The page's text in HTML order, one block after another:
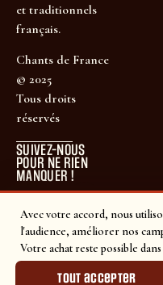
Avec votre accord, nous
l'audience, améliorer nos
Votre achat reste possible dans
Tout accepter
et traditionnels
français.
Chants de France
© 2025
Tous droits
réservés
SUIVEZ-NOUS
POUR NE RIEN
MANQUER !